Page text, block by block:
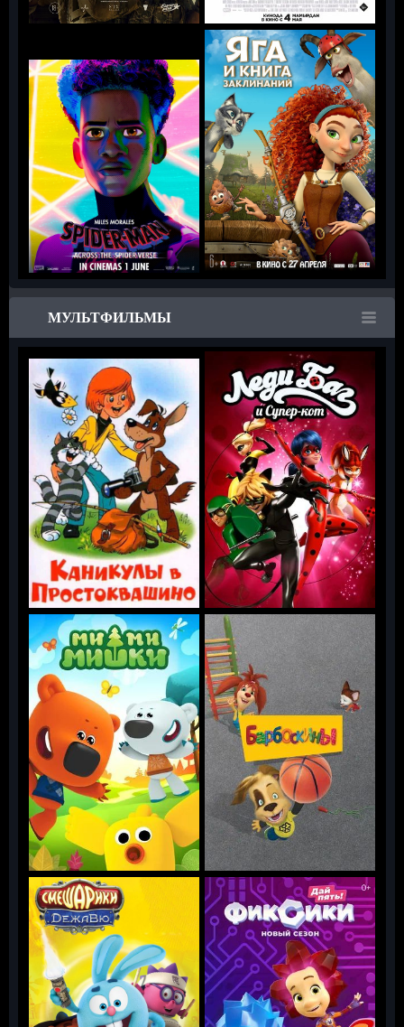
МУЛЬТФИЛЬМЫ